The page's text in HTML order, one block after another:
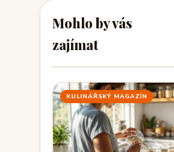
Mohlo by vás
zajímat
KULINÁŘSKÝ MAGAZÍN